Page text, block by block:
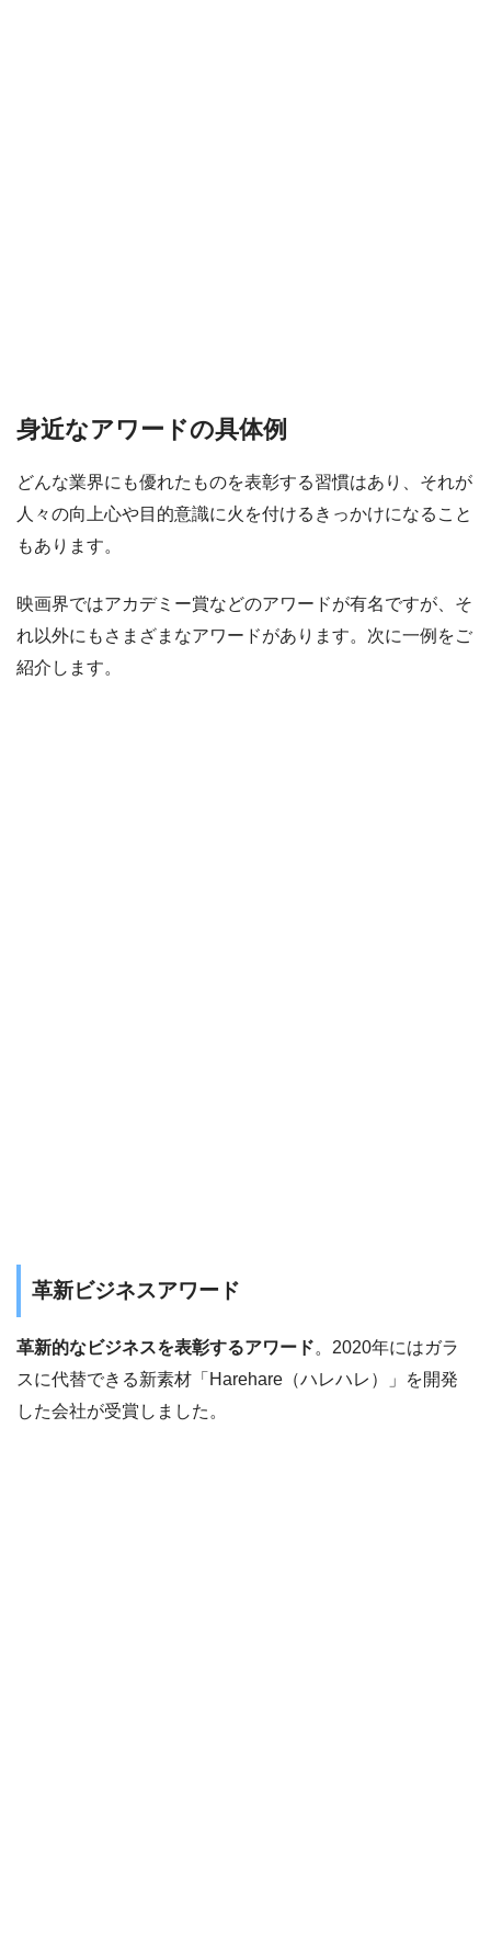
身近なアワードの具体例
どんな業界にも優れたものを表彰する習慣はあり、それが
人々の向上心や目的意識に火を付けるきっかけになること
もあります。
映画界ではアカデミー賞などのアワードが有名ですが、そ
れ以外にもさまざまなアワードがあります。次に一例をご
紹介します。
革新ビジネスアワード
革新的なビジネスを表彰するアワード。2020年にはガラ
スに代替できる新素材「Harehare（ハレハレ）」を開発
した会社が受賞しました。